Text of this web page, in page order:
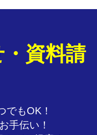
資料請
でもOK！
手伝い！